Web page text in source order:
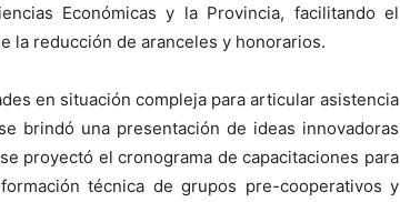
Económicas y la Provincia, facilitando el
la reducción de aranceles y honorarios.
en situación compleja para articular asistencia
brindó una presentación de ideas innovadoras
proyectó el cronograma de capacitaciones para
técnica de grupos pre-cooperativos y